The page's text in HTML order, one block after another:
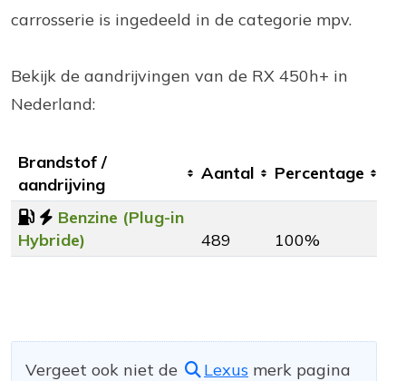
carrosserie is ingedeeld in de categorie mpv.
Bekijk de aandrijvingen van de RX 450h+ in
Nederland:
Brandstof /
aandrijving
Aantal Percentage
Benzine (Plug-in
Hybride)
489 100%
Vergeet ook niet de Lexus merk pagina